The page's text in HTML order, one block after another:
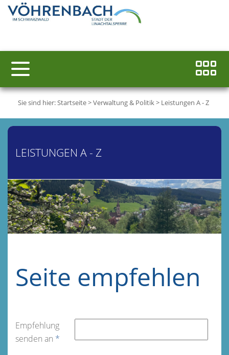
Sie sind hier:Startseite>Verwaltung & Politik> Leistungen A - Z
LEISTUNGEN A - Z
Seite empfehlen
Empfehlung
senden an *